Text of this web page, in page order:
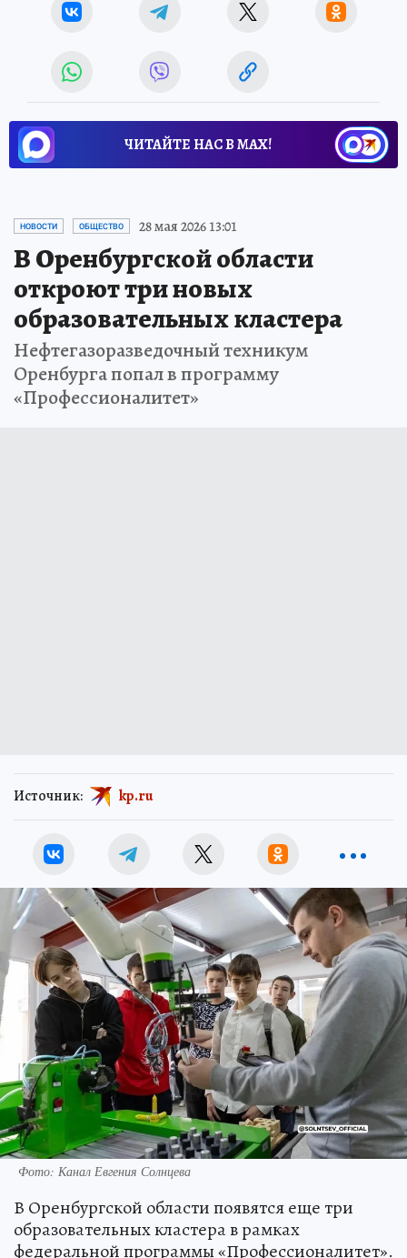
ЧИТАЙТЕ НАС В МАХ!
НОВОСТИ ОБЩЕСТВО 28 мая 2026 13:01
В Оренбургской области
откроют три новых
образовательных кластера
Нефтегазоразведочный техникум
Оренбурга попал в программу
«Профессионалитет»
Источник: kp.ru
Фото: Канал Евгения Солнцева
В Оренбургской области появятся еще три
образовательных кластера в рамках
федеральной программы «Профессионалитет».